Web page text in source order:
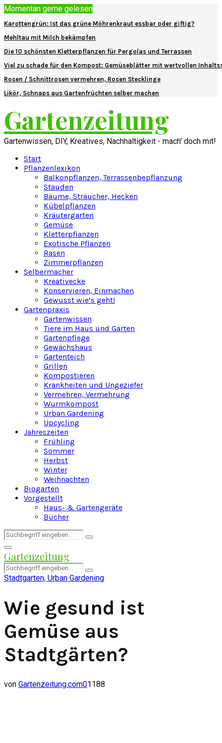
Momentan gerne gelesen
Karottengrün: Ist das grüne Möhrenkraut essbar oder giftig?
Mehltau mit Milch bekämpfen
Die 10 schönsten Kletterpflanzen für Pergolas und Terrassen
Viel zu schade für den Kompost: Gemüseblätter mit wertvollen
Rosen / Schnittrosen vermehren, Rosen Stecklinge
Likör, Schnaps aus Gartenfrüchten selber machen
Gartenzeitung
Gartenwissen, DIY, Kreatives, Nachhaltigkeit - mach' doch mit!
Start
Pflanzenlexikon
Balkonpflanzen, Terrassenbepflanzung
Stauden
Bäume, Sträucher, Hecken
Kübelpflanzen
Kräutergarten
Gemüse
Kletterpflanzen
Exotische Pflanzen
Rasen
Zimmerpflanzen
Selbermacher
Kreativecke
Konservieren, Einmachen
Gewusst wie’s geht!
Gartenpraxis
Gartenwissen
Tiere im Haus und Garten
Gartenpflege
Gewächshaus
Gartenteich
Grillen
Kompostieren
Krankheiten und Ungeziefer
Vermehren, Vermehrung
Wurmkompost
Urban Gardening
Upcycling
Jahreszeiten
Frühling
Sommer
Herbst
Winter
Weihnachten
Biogarten
Vorgestellt
Haus- & Gartengeräte
Bücher
Search
for:
Search
Facebook
Twitter
Instagram
Pinterest
Youtube
Snapchat
Primary
Menu
Gartenzeitung
Search
for:
Search
Stadtgarten, Urban Gardening
Wie gesund ist
Gemüse aus
Stadtgärten?
von Gartenzeitung.com01188